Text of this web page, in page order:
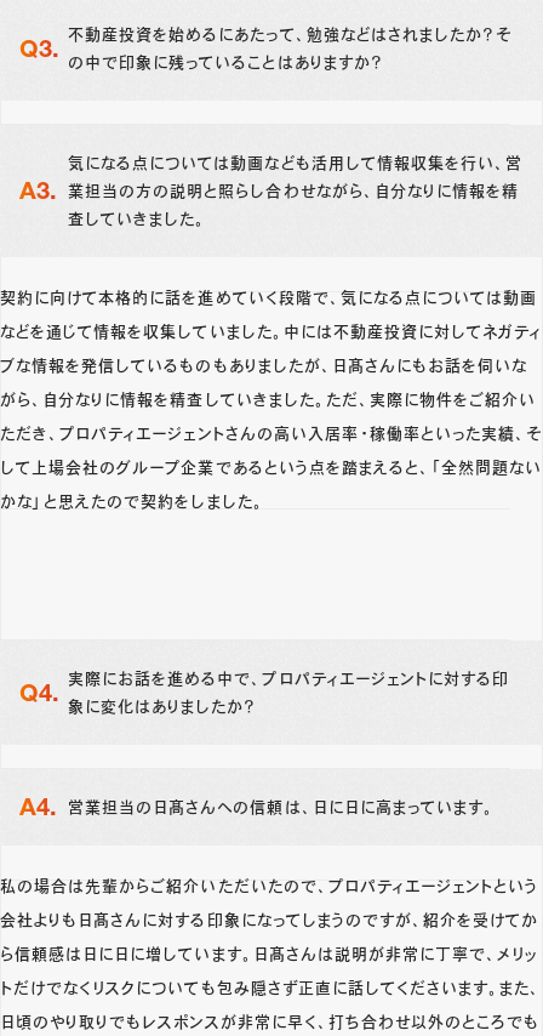
不動産投資を始めるにあたって、勉強などはされましたか？そ
の中で印象に残っていることはありますか？
気になる点については動画なども活用して情報収集を行い、営
業担当の方の説明と照らし合わせながら、自分なりに情報を精
査していきました。
契約に向けて本格的に話を進めていく段階で、気になる点については動画
などを通じて情報を収集していました。中には不動産投資に対してネガティ
ブな情報を発信しているものもありましたが、日髙さんにもお話を伺いな
がら、自分なりに情報を精査していきました。ただ、実際に物件をご紹介い
ただき、プロパティエージェントさんの高い入居率・稼働率といった実績、そ
して上場会社のグループ企業であるという点を踏まえると、「全然問題ない
かな」と思えたので契約をしました。
実際にお話を進める中で、プロパティエージェントに対する印
象に変化はありましたか？
営業担当の日髙さんへの信頼は、日に日に高まっています。
私の場合は先輩からご紹介いただいたので、プロパティエージェントという
会社よりも日髙さんに対する印象になってしまうのですが、紹介を受けてか
ら信頼感は日に日に増しています。日髙さんは説明が非常に丁寧で、メリッ
トだけでなくリスクについても包み隠さず正直に話してくださいます。また、
日頃のやり取りでもレスポンスが非常に早く、打ち合わせ以外のところでも